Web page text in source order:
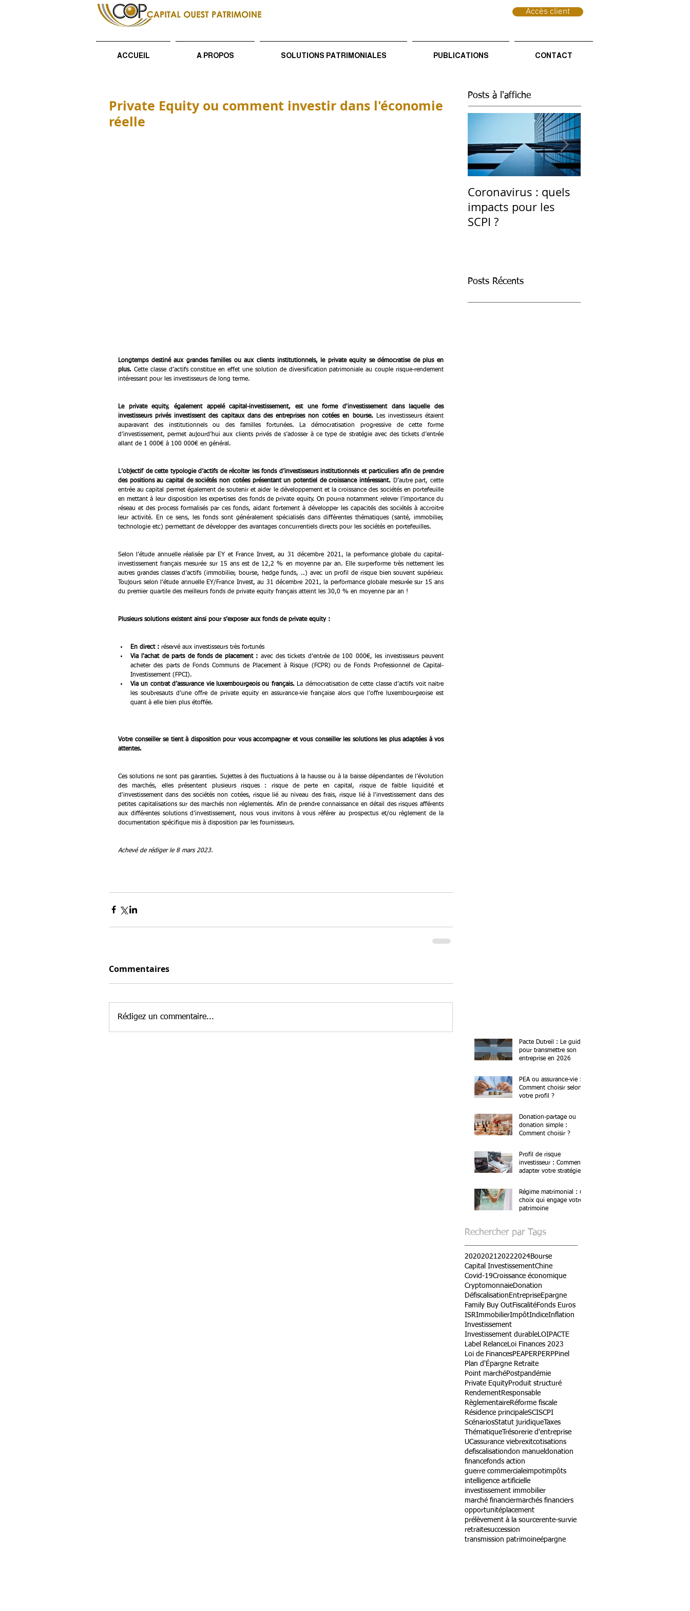
Accès client
ACCUEIL A PROPOS SOLUTIONS PATRIMONIALES PUBLICATIONS CONTACT
Private Equity ou comment investir dans l'économie
réelle
Longtemps destiné aux grandes familles ou aux clients institutionnels, le private equity se démocratise de plus en
plus. Cette classe d’actifs constitue en effet une solution de diversification patrimoniale au couple risque-rendement
intéressant pour les investisseurs de long terme.
Le private equity, également appelé capital-investissement, est une forme d'investissement dans laquelle des
investisseurs privés investissent des capitaux dans des entreprises non cotées en bourse.
Les investisseurs étaient
auparavant des institutionnels ou des familles fortunées. La démocratisation progressive de cette forme
d’investissement, permet aujourd’hui aux clients privés de s’adosser à ce type de stratégie avec des tickets d’entrée
allant de 1 000€ à 100 000€ en général.
L’objectif de cette typologie d’actifs de récolter les fonds d’investisseurs institutionnels et particuliers afin de prendre
des positions au capital de sociétés non cotées présentant un potentiel de croissance intéressant. D’autre part, cette
entrée au capital permet également de soutenir et aider le développement et la croissance des sociétés en portefeuille
en mettant à leur disposition les expertises des fonds de private equity. On pourra notamment relever l’importance du
réseau et des process formalisés par ces fonds, aidant fortement à développer les capacités des sociétés à accroitre
leur activité. En ce sens, les fonds sont généralement spécialisés dans différentes thématiques (santé, immobilier,
technologie etc) permettant de développer des avantages concurrentiels directs pour les sociétés en portefeuilles.
Selon l’étude annuelle réalisée par EY et France Invest, au 31 décembre 2021, la performance globale du capital-
investissement français mesurée sur 15 ans est de 12,2 % en moyenne par an. Elle surperforme très nettement les
autres grandes classes d’actifs (immobilier, bourse, hedge funds, ..) avec un profil de risque bien souvent supérieur.
Toujours selon l’étude annuelle EY/France Invest, au 31 décembre 2021, la performance globale mesurée sur 15 ans
du premier quartile des meilleurs fonds de private equity français atteint les 30,0 % en moyenne par an !
Plusieurs solutions existent ainsi pour s’exposer aux fonds de private equity :
En direct : réservé aux investisseurs très fortunés
Via l'achat de parts de fonds de placement : avec des tickets d’entrée de 100 000€, les investisseurs peuvent
acheter des parts de Fonds Communs de Placement à Risque (FCPR) ou de Fonds Professionnel de Capital-
Investissement (FPCI).
Via un contrat d’assurance vie luxembourgeois ou français. La démocratisation de cette classe d’actifs voit naitre
les soubresauts d’une offre de private equity en assurance-vie française alors que l’offre luxembourgeoise est
quant à elle bien plus étoffée.
Votre conseiller se tient à disposition pour vous accompagner et vous conseiller les solutions les plus adaptées à vos
attentes.
Ces solutions ne sont pas garanties. Sujettes à des fluctuations à la hausse ou à la baisse dépendantes de l’évolution
des marchés, elles présentent plusieurs risques : risque de perte en capital, risque de faible liquidité et
d'investissement dans des sociétés non cotées, risque lié au niveau des frais, risque lié à l'investissement dans des
petites capitalisations sur des marchés non réglementés. Afin de prendre connaissance en détail des risques afférents
aux différentes solutions d’investissement, nous vous invitons à vous référer au prospectus et/ou règlement de la
documentation spécifique mis à disposition par les fournisseurs.
Achevé de rédiger le 8 mars 2023.
Commentaires
Rédigez un commentaire...
Posts à l'affiche
Coronavirus : quels
impacts pour les
SCPI ?
Posts Récents
Pacte Dutreil : Le guide
pour transmettre son
entreprise en 2026
PEA ou assurance-vie :
Comment choisir selon
votre profil ?
Donation-partage ou
donation simple :
Comment choisir ?
Profil de risque
investisseur : Comment
adapter votre stratégie ?
Régime matrimonial : un
choix qui engage votre
patrimoine
Rechercher par Tags
20202021 20222024Bourse
Capital InvestissementChine
Covid-19Croissance économique
CryptomonnaieDonation
Défiscalisation EntrepriseEpargne
Family Buy OutFiscalitéFonds Euros
ISRImmobilierImpôtIndiceInflation
Investissement
Investissement durable LOIPACTE
Label Relance Loi Finances 2023
Loi de FinancesPEAPER PERPPinel
Plan d'Épargne Retraite
Point marchéPostpandémie
Private EquityProduit structuré
RendementResponsable
RèglementaireRéforme fiscale
Résidence principaleSCISCPI
ScénariosStatut juridiqueTaxes
ThématiqueTrésorerie d'entreprise
UCassurance viebrexitcotisations
defiscalisationdon manuel donation
financefonds action
guerre commercialeimpotimpôts
intelligence artificielle
investissement immobilier
marché financiermarchés financiers
opportunitéplacement
prélèvement à la sourcerente-survie
retraitesuccession
transmission patrimoineépargne